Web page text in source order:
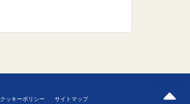
クッキーポリシー サイトマップ